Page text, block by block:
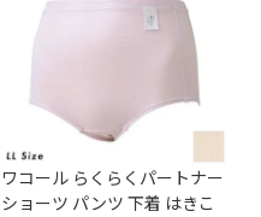
ワコール らくらくパートナー
ショーツ パンツ 下着 はきこ